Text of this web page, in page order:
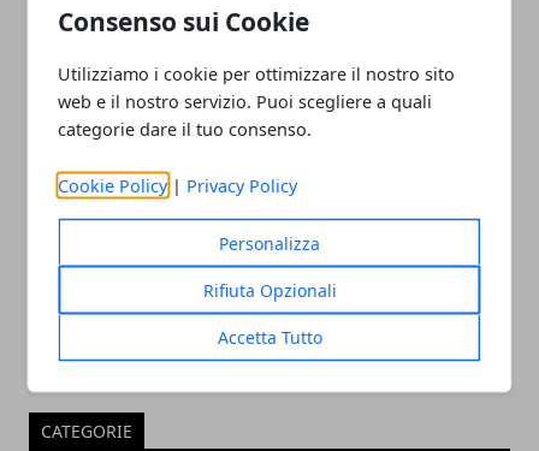
Consenso sui Cookie
Utilizziamo i cookie per ottimizzare il nostro sito
web e il nostro servizio. Puoi scegliere a quali
categorie dare il tuo consenso.
Cookie Policy | Privacy Policy
Personalizza
Rifiuta Opzionali
Accetta Tutto
Software gestionali per le aziende:
caratteristiche e vantaggi
20/12/2019
CATEGORIE